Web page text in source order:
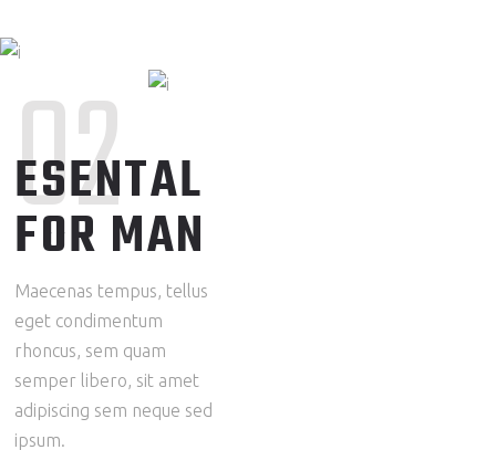
ESENTAL
FOR MAN
02
Maecenas tempus, tellus
eget condimentum
rhoncus, sem quam
semper libero, sit amet
adipiscing sem neque sed
ipsum.